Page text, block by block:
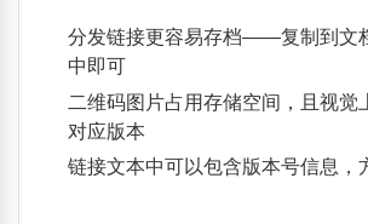
分发链接更容易存档——复制到文
中即可
二维码图片占用存储空间，且视觉
对应版本
链接文本中可以包含版本号信息，